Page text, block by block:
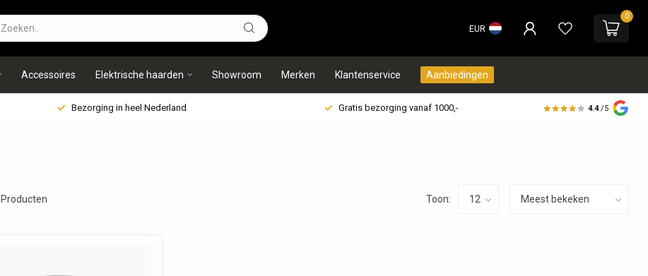
EUR
0
Accessoires Elektrische haarden Showroom Merken Klantenservice Aanbiedingen
Bezorging in heel Nederland Gratis bezorging vanaf 1000,- 4.4 /5
Producten Toon: